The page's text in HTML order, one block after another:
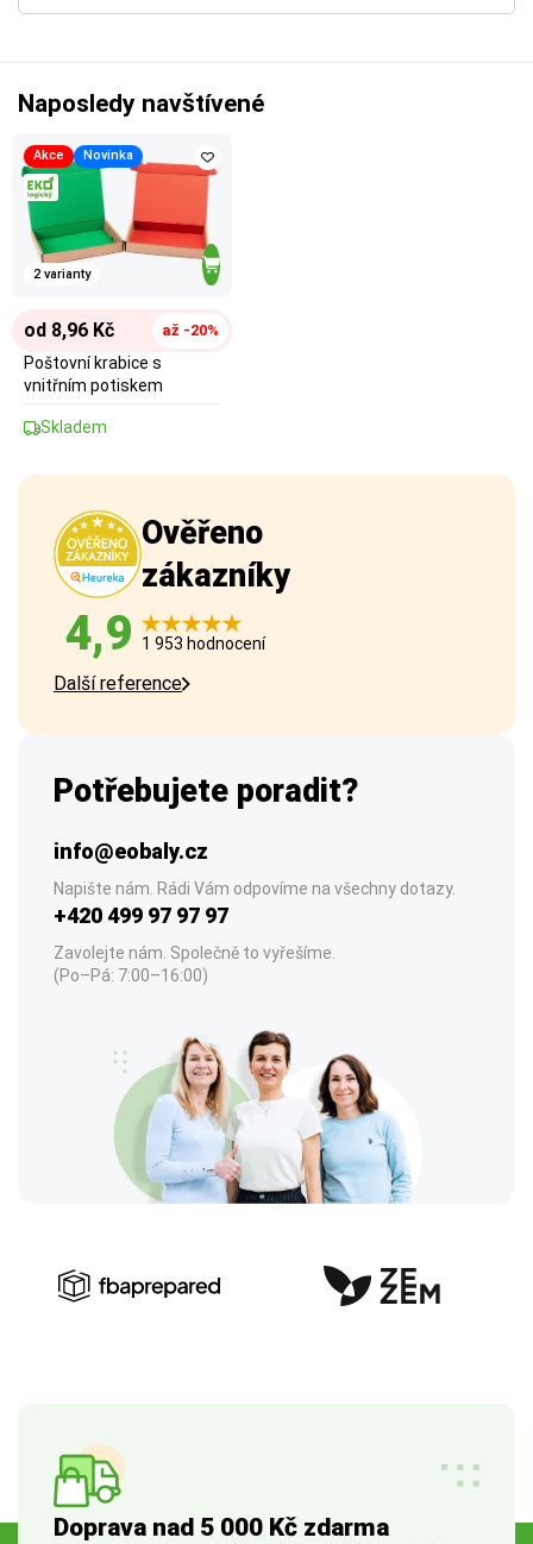
Naposledy navštívené
Akce Novinka
2 varianty
od 8,96 Kč až -20%
Poštovní krabice s
vnitřním potiskem
Skladem
Ověřeno
zákazníky
4,9 1 953 hodnocení
Další reference
Potřebujete poradit?
info@eobaly.cz
Napište nám. Rádi Vám odpovíme na všechny dotazy.
+420 499 97 97 97
Zavolejte nám. Společně to vyřešíme.
(Po–Pá: 7:00–16:00)
Doprava nad 5 000 Kč zdarma